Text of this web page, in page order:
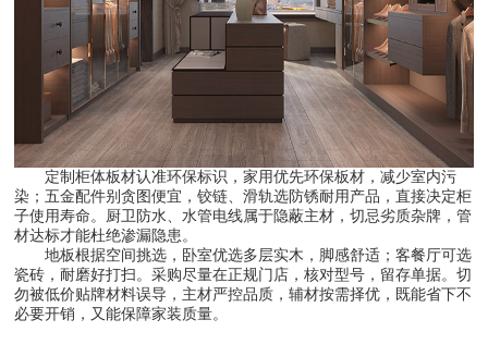
定制柜体板材认准环保标识，家用优先环保板材，减少室内污
染；五金配件别贪图便宜，铰链、滑轨选防锈耐用产品，直接决定柜
子使用寿命。厨卫防水、水管电线属于隐蔽主材，切忌劣质杂牌，管
材达标才能杜绝渗漏隐患。
地板根据空间挑选，卧室优选多层实木，脚感舒适；客餐厅可选
瓷砖，耐磨好打扫。采购尽量在正规门店，核对型号，留存单据。切
勿被低价贴牌材料误导，主材严控品质，辅材按需择优，既能省下不
必要开销，又能保障家装质量。